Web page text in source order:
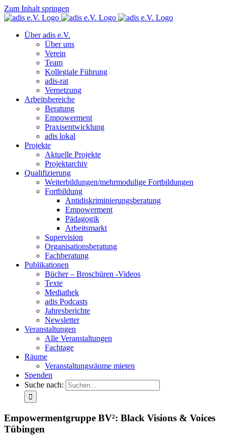
Zum Inhalt springen
Über adis e.V.
Über uns
Verein
Team
Kollegiale Führung
adis-rat
Vernetzung
Arbeitsbereiche
Beratung
Empowerment
Praxisentwicklung
adis lokal
Projekte
Aktuelle Projekte
Projektarchiv
Qualifizierung
Weiterbildungen/mehrmodulige Fortbildungen
Fortbildung
Antidiskriminierungsberatung
Empowerment
Pädagogik
Arbeitsmarkt
Supervision
Organisationsberatung
Fachberatung
Publikationen
Bücher – Broschüren -Videos
Texte
Mediathek
adis Podcasts
Jahresberichte
Newsletter
Veranstaltungen
Alle Veranstaltungen
Fachtage
Räume
Veranstaltungsräume mieten
Spenden
Suche nach:
Empowermentgruppe BV²: Black Visions & Voices
Tübingen